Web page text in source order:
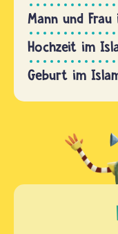
Mann und
Hochzeit im
Geburt im